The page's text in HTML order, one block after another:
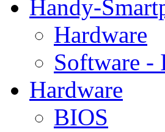
Handy-
Hardware
Software -
Hardware
BIOS